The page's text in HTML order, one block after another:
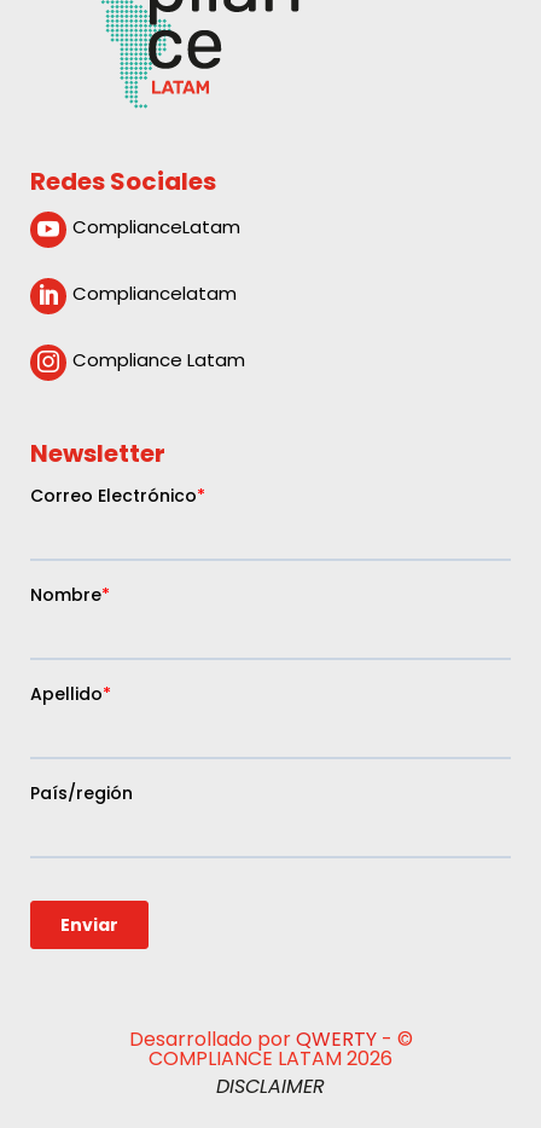
Redes Sociales
 ComplianceLatam
 Compliancelatam
 Compliance Latam
Newsletter
Desarrollado porQWERTY- ©
COMPLIANCE LATAM 2026
DISCLAIMER